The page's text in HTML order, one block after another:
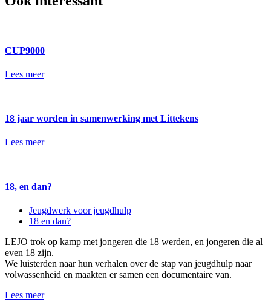
CUP9000
Lees meer
18 jaar worden in samenwerking met Littekens
Lees meer
18, en dan?
Jeugdwerk voor jeugdhulp
18 en dan?
LEJO trok op kamp met jongeren die 18 werden, en jongeren die al
even 18 zijn.
We luisterden naar hun verhalen over de stap van jeugdhulp naar
volwassenheid en maakten er samen een documentaire van.
Lees meer